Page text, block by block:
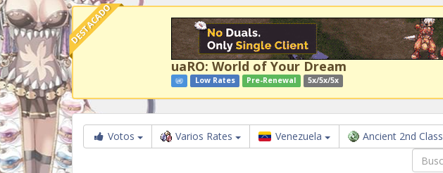
DESTACADO
uaRO: World of Your Dream
Low Rates Pre-Renewal 5x/5x/5x
Votos Varios Rates Venezuela Ancient 2nd Class